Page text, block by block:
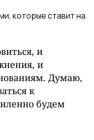
которые ставит на
и
и
Думаю,
к
будем